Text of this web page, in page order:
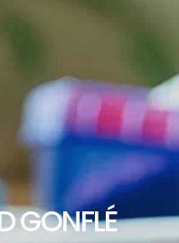
GONFLÉ